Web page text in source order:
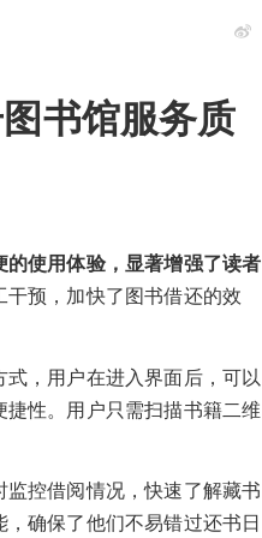
书馆服务质
使用体验，显著增强了读者
预，加快了图书借还的效
，用户在进入界面后，可以
性。用户只需扫描书籍二维
控借阅情况，快速了解藏书
确保了他们不易错过还书日